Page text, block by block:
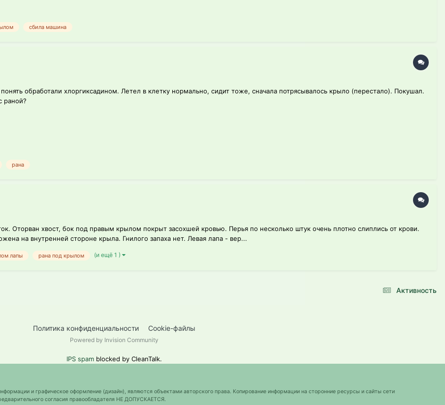
сбила машина
обработали хлоргиксадином. Летел в клетку нормально, сидит тоже, сначала потрясывалось крыло (перестало). Покушал.
раной?
рана
Оторван хвост, бок под правым крылом покрыт засохшей кровью. Перья по несколько штук очень плотно слиплись от крови.
на внутренней стороне крыла. Гнилого запаха нет. Левая лапа - вер...
лапы рана под крылом (и ещё 1 )
Активность
Политика конфиденциальности Cookie-файлы
Powered by Invision Community
IPS spam blocked by CleanTalk.
и графическое оформление (дизайн), являются объектами авторского права. Копирование информации на сторонние ресурсы и сайты сети
согласия правообладателя НЕ ДОПУСКАЕТСЯ.